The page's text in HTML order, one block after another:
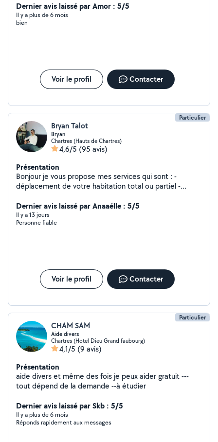
Dernier avis laissé par Amor : 5/5
Il y a plus de 6 mois
bien
Voir le profil Contacter
Particulier
Bryan Talot
Bryan
Chartres (Hauts de Chartres)
4,6/5 (95 avis)
Présentation
Bonjour je vous propose mes services qui sont : -
déplacement de votre habitation total ou partiel -
autre - débarras de cave ou garage - montage de
meubles - enlèvement déchets verts - peinture Je peux
venir seul ou accompagné d'un ami ou tout types de
Dernier avis laissé par Anaaélle : 5/5
Il y a 13 jours
Personne fiable
Voir le profil Contacter
Particulier
CHAM SAM
Aide divers
Chartres (Hotel Dieu Grand faubourg)
4,1/5 (9 avis)
Présentation
aide divers et même des fois je peux aider gratuit ---
tout dépend de la demande --à étudier
Dernier avis laissé par Skb : 5/5
Il y a plus de 6 mois
Réponds rapidement aux messages